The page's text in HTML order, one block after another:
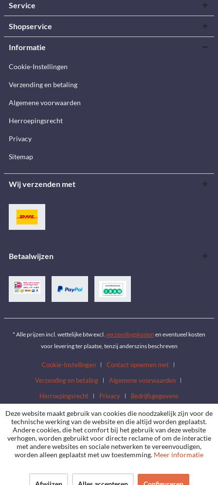
Service
Shopservice
Informatie
Cookie-Instellingen
Verzending en betaling
Algemene voorwaarden
Herroepingsrecht
Privacy
Sitemap
Wij verzenden met
Betaalwijzen
* Alle prijzen incl. wettelijke btw excl. verzendingskosten en eventueel kosten
voor levering ter plaatse, tenzij anderszins beschreven
Cookie-Instellingen
Contact opnemen met
Verzending en betaling
Algemene voorwaarden
Herroepingsrecht
Privacy Bedrijfsgegevens
Deze website maakt gebruik van cookies die noodzakelijk zijn voor de
technische werking van de website en die altijd worden geplaatst.
Andere cookies, die het comfort bij het gebruik van deze website
verhogen, worden gebruikt voor directe reclame of om de interactie
met andere websites en sociale netwerken te vereenvoudigen,
worden alleen geplaatst met uw toestemming. Meer informatie